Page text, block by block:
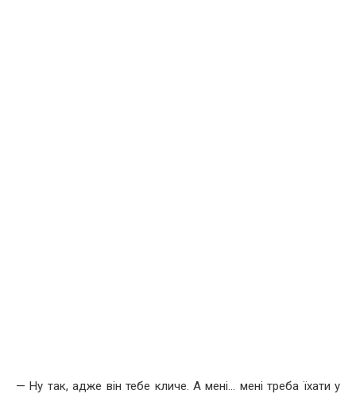
— Ну так, адже він тебе кличе. А мені… мені треба їхати у